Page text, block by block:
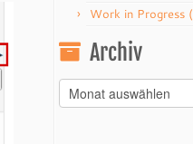
Work in Progress
Archiv
Archiv